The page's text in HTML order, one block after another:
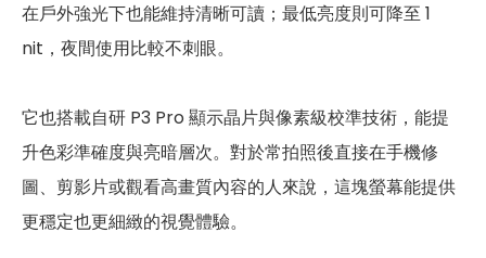
在戶外強光下也能維持清晰可讀；最低亮度則可降至 1
nit，夜間使用比較不刺眼。
它也搭載自研 P3 Pro 顯示晶片與像素級校準技術，能提
升色彩準確度與亮暗層次。對於常拍照後直接在手機修
圖、剪影片或觀看高畫質內容的人來說，這塊螢幕能提供
更穩定也更細緻的視覺體驗。